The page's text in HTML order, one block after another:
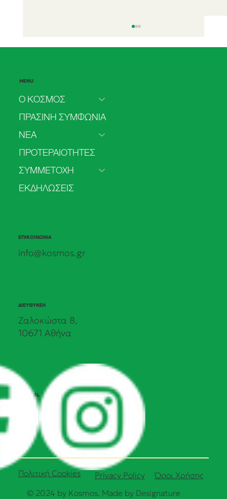
ανανεώσιμες παρά από άνθρακα
MENU
Ο ΚΟΣΜΟΣ
ΠΡΑΣΙΝΗ ΣΥΜΦΩΝΙΑ
ΝΕΑ
ΠΡΟΤΕΡΑΙΟΤΗΤΕΣ
ΣΥΜΜΕΤΟΧΗ
ΕΚΔΗΛΩΣΕΙΣ
ΕΠΙΚΟΙΝΩΝΙΑ
info@kosmos.gr
ΔΙΕΥΘΥΝΣΗ
Ζαλοκώστα 8,
10671 Αθήνα
SOCIAL
© 2024 by Kosmos. Made by Designature
Πολιτική Cookies Όροι Χρήσης
Privacy Policy